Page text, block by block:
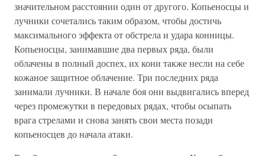
значительном расстоянии один от другого. Копьеносцы и
лучники сочетались таким образом, чтобы достичь
максимального эффекта от обстрела и удара конницы.
Копьеносцы, занимавшие два первых ряда, были
облачены в полный доспех, их кони также несли на себе
кожаное защитное облачение. Три последних ряда
занимали лучники. В начале боя они выдвигались вперед
через промежутки в передовых рядах, чтобы осыпать
врага стрелами и снова занять свои места позади
копьеносцев до начала атаки.